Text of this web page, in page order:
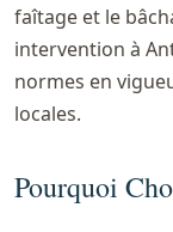
faîtage et le
intervention à
normes en
locales.
Pourquoi